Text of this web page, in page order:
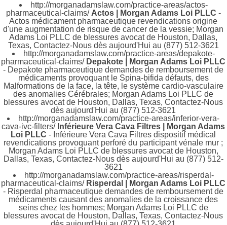
http://morganadamslaw.com/practice-areas/actos-
pharmaceutical-claims/ Actos | Morgan Adams Loi PLLC -
Actos médicament pharmaceutique revendications origine
d'une augmentation de risque de cancer de la vessie; Morgan
Adams Loi PLLC de blessures avocat de Houston, Dallas,
Texas, Contactez-Nous dès aujourd'Hui au (877) 512-3621
http://morganadamslaw.com/practice-areas/depakote-
pharmaceutical-claims/ Depakote | Morgan Adams Loi PLLC
- Depakote pharmaceutique demandes de remboursement de
médicaments provoquant le Spina-bifida défauts, des
Malformations de la face, la tête, le système cardio-vasculaire
des anomalies Cérébrales; Morgan Adams Loi PLLC de
blessures avocat de Houston, Dallas, Texas, Contactez-Nous
dès aujourd'Hui au (877) 512-3621
http://morganadamslaw.com/practice-areas/inferior-vera-
cava-ivc-filters/ Inférieure Vera Cava Filtres | Morgan Adams
Loi PLLC - Inférieure Vera Cava Filtres dispositif médical
revendications provoquant perforé du participant vénale mur ;
Morgan Adams Loi PLLC de blessures avocat de Houston,
Dallas, Texas, Contactez-Nous dès aujourd'Hui au (877) 512-
3621
http://morganadamslaw.com/practice-areas/risperdal-
pharmaceutical-claims/ Risperdal | Morgan Adams Loi PLLC
- Risperdal pharmaceutique demandes de remboursement de
médicaments causant des anomalies de la croissance des
seins chez les hommes; Morgan Adams Loi PLLC de
blessures avocat de Houston, Dallas, Texas, Contactez-Nous